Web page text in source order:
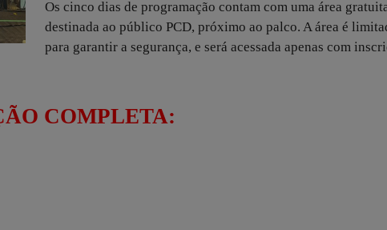
Os cinco dias de programação contam com uma área
destinada ao público PCD, próximo ao palco. A área é
para garantir a segurança, e será acessada apenas com
COMPLETA: